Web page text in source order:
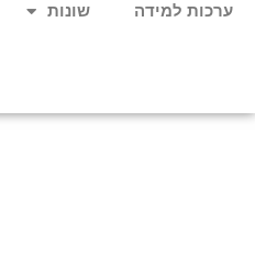
ערכות למידה שונות